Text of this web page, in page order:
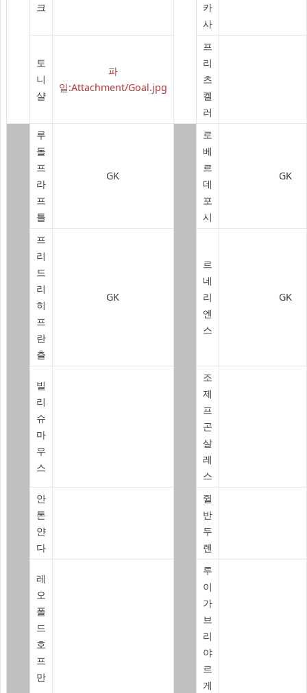
크
카
사
토
니
샬
파
일:Attachment/Goal.jpg
프
리
츠
켈
러
루
돌
프
라
프
틀
GK
로
베
르
데
포
시
GK
프
리
드
리
히
프
란
츨
GK
르
네
리
엔
스
GK
빌
리
슈
마
우
스
조
제
프
곤
살
레
스
안
톤
얀
다
쥘
반
두
렌
레
오
폴
드
호
프
만
루
이
가
브
리
야
르
게